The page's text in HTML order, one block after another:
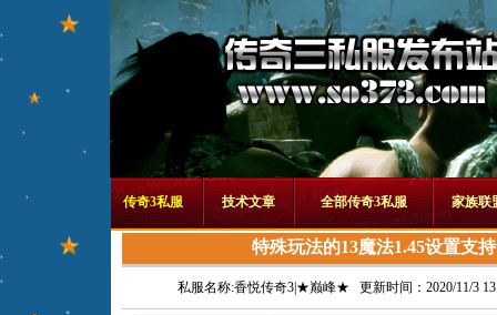
传奇3私服 技术文章 全部传奇3私服 家族联
特殊玩法的13魔法1.45设置支
私服名称:香悦传奇3|★巅峰★ 更新时间：2020/11/3